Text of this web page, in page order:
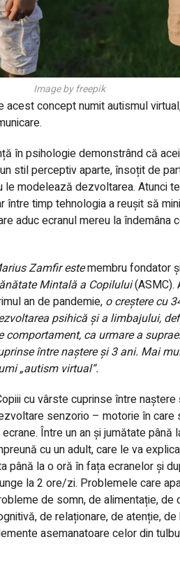
Image by freepik
concept numit autismul
în psihologie demonstrând că
stil perceptiv aparte, însoțit de
modelează dezvoltarea. Atunci
între timp tehnologia a reușit să
aduc ecranul mereu la îndemâna
Zamfir estemembru fondator
Mintală a Copilului(ASMC).
an de pandemie, o creștere cu
psihică și a limbajului,
comportament, ca urmare a
între naștere și 3 ani. Mai
„autism virtual“.
cu vârste cuprinse între
senzorio – motorie în
ecrane. Între un an și jumătate
cu un adult, care le va
până la o oră în fața ecranelor și
la 2 ore/zi. Problemele care
de somn, de alimentație,
de relaționare, de atenție,
asemanatoare celor din